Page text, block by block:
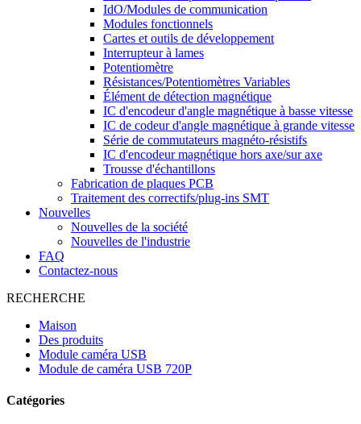
IdO/Modules de communication
Modules fonctionnels
Cartes et outils de développement
Interrupteur à lames
Potentiomètre
Résistances/Potentiomètres Variables
Élément de détection magnétique
IC d'encodeur d'angle magnétique à basse vitesse
IC de codeur d'angle magnétique à grande vitesse
Série de commutateurs magnéto-résistifs
IC d'encodeur magnétique hors axe/sur axe
Trousse d'échantillons
Fabrication de plaques PCB
Traitement des correctifs/plug-ins SMT
Nouvelles
Nouvelles de la société
Nouvelles de l'industrie
FAQ
Contactez-nous
RECHERCHE
Maison
Des produits
Module caméra USB
Module de caméra USB 720P
Catégories